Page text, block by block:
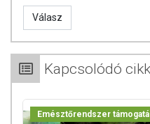
Az étrend-kiegészítők az
szerint élelmiszereknek
tápanyagokat. Bár az
készítményeknek
Válasz
Kapcsolódó
Emésztőrendszer